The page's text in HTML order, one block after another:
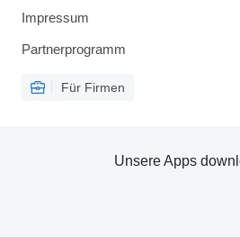
Impressum
Partnerprogramm
Für Firmen
Unsere Apps